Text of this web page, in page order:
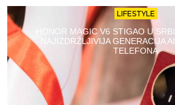
LIFESTYLE
HONOR MAGIC V6 STIGAO U
NAJIZDRŽLJIVIJA GENERACIJA
TELEFONA